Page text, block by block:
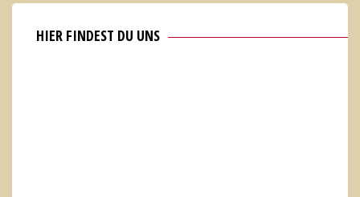
HIER FINDEST DU UNS